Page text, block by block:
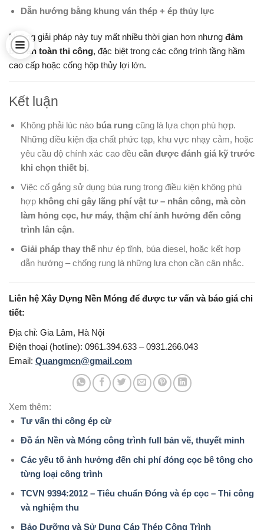
Dẫn hướng bằng khung ván thép + ép thủy lực
Những giải pháp này tuy mất nhiều thời gian hơn nhưng đảm
bảo an toàn thi công, đặc biệt trong các công trình tầng hầm
cao cấp hoặc cống hộp thủy lợi lớn.
Kết luận
Không phải lúc nào búa rung cũng là lựa chọn phù hợp.
Những điều kiện địa chất phức tạp, khu vực nhạy cảm, hoặc
yêu cầu độ chính xác cao đều cần được đánh giá kỹ trước
khi chọn thiết bị.
Việc cố gắng sử dụng búa rung trong điều kiện không phù
hợp không chỉ gây lãng phí vật tư – nhân công, mà còn
làm hỏng cọc, hư máy, thậm chí ảnh hưởng đến công
trình lân cận.
Giải pháp thay thếnhư ép tĩnh, búa diesel, hoặc kết hợp
dẫn hướng – chống rung là những lựa chọn cần cân nhắc.
Liên hệ Xây Dựng Nền Móng để được tư vấn và báo giá chi
tiết:
Địa chỉ: Gia Lâm, Hà Nội
Điện thoại (hotline): 0961.394.633 – 0931.266.043
Email: Quangmcn@gmail.com
Xem thêm:
Tư vấn thi công ép cừ
Đồ án Nền và Móng công trình full bản vẽ, thuyết minh
Các yếu tố ảnh hưởng đến chi phí đóng cọc bê tông cho
từng loại công trình
TCVN 9394:2012 – Tiêu chuẩn Đóng và ép cọc – Thi công
và nghiệm thu
Bảo Dưỡng và Sử Dụng Cáp Thép Công Trình